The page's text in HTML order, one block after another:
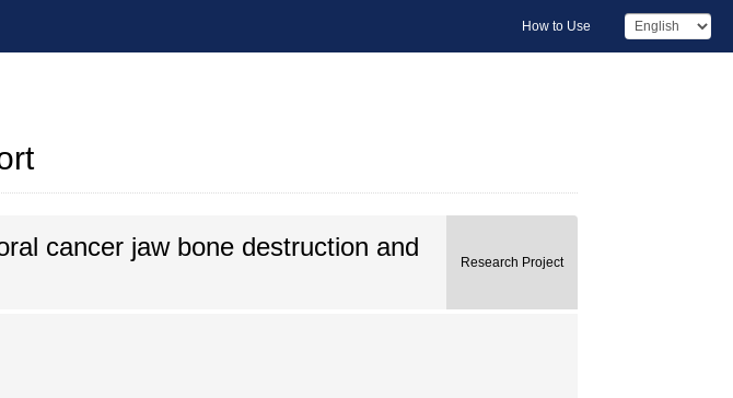
How to Use
cancer jaw bone destruction and
Research Project